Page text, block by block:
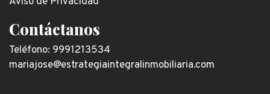
Contáctanos
Teléfono: 9991213534
mariajose@estrategiaintegralinmobiliaria.com